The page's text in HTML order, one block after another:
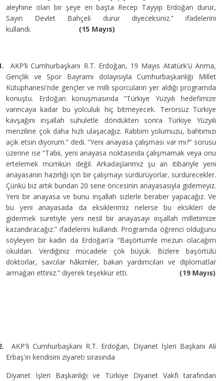
aleyhine olan bir şeye en başta Recep Tayyip Erdoğan durur,
Sayın Devlet Bahçeli durur diyeceksiniz.” ifadelerini
kullandı. (15 Mayıs)
AKP’li Cumhurbaşkanı R.T. Erdoğan, 19 Mayıs Atatürk'ü Anma,
Gençlik ve Spor Bayramı dolayısıyla Cumhurbaşkanlığı Millet
Kütüphanesi'nde gençler ve milli sporcuların yer aldığı programda
konuştu. Erdoğan konuşmasında “Türkiye Yüzyılı hedefimize
varıncaya kadar bu yolculuk hiç bitmeyecek. Terörsüz Türkiye
kavşağını inşallah suhuletle döndükten sonra Türkiye Yüzyılı
menziline çok daha hızlı ulaşacağız. Rabbim yolumuzu, bahtımızı
açık etsin diyorum.” dedi. “Yeni anayasa çalışması var mı?” sorusu
üzerine ise “Tabii, yeni anayasa noktasında çalışmamak veya onu
ertelemek mümkün değil. Arkadaşlarımız şu an itibariyle yeni
anayasanın hazırlığı için bir çalışmayı sürdürüyorlar, sürdürecekler.
Çünkü biz artık bundan 20 sene öncesinin anayasasıyla gidemeyiz.
Yeni bir anayasa ve bunu inşallah sizlerle beraber yapacağız. Ve
bu yeni anayasada da eksiklerimiz nelerse bu eksikleri de
gidermek suretiyle yeni nesil bir anayasayı inşallah milletimize
kazandıracağız.” ifadelerini kullandı. Programda öğrenci olduğunu
söyleyen bir kadın da Erdoğan’a “Başörtümle mezun olacağım
okuldan. Verdiğiniz mücadele çok büyük. Bizlere başörtülü
doktorlar, savcılar hâkimler, bakan yardımcıları ve diplomatlar
armağan ettiniz.” diyerek teşekkür etti. (19 Mayıs)
AKP'li Cumhurbaşkanı R.T. Erdoğan, Diyanet İşleri Başkanı Ali
Erbaş'ın kendisini ziyareti sırasında
Diyanet İşleri Başkanlığı ve Türkiye Diyanet Vakfı tarafından